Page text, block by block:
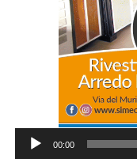
Audio
00:00